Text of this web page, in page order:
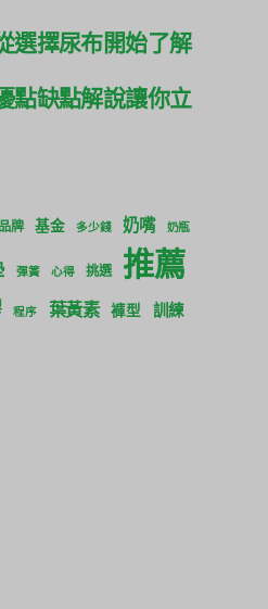
選擇尿布開始了解
點缺點解說讓你立
牌 基金 多少錢 奶嘴 奶瓶
彈簧 心得 挑選 推薦
程序 葉黃素 褲型 訓練